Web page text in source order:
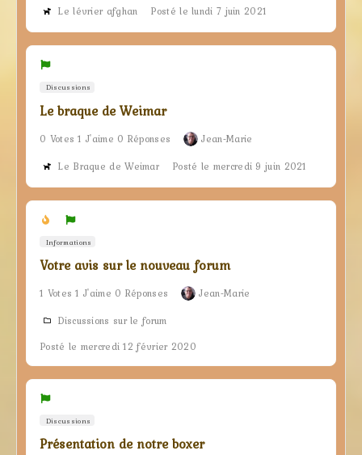
Le lévrier afghan
Posté le lundi 7 juin 2021
Discussions
Le braque de Weimar
0 Votes 1 J'aime 0 Réponses
Jean-Marie
Le Braque de Weimar
Posté le mercredi 9 juin 2021
Informations
Votre avis sur le nouveau forum
1 Votes 1 J'aime 0 Réponses
Jean-Marie
Discussions sur le forum
Posté le mercredi 12 février 2020
Discussions
Présentation de notre boxer